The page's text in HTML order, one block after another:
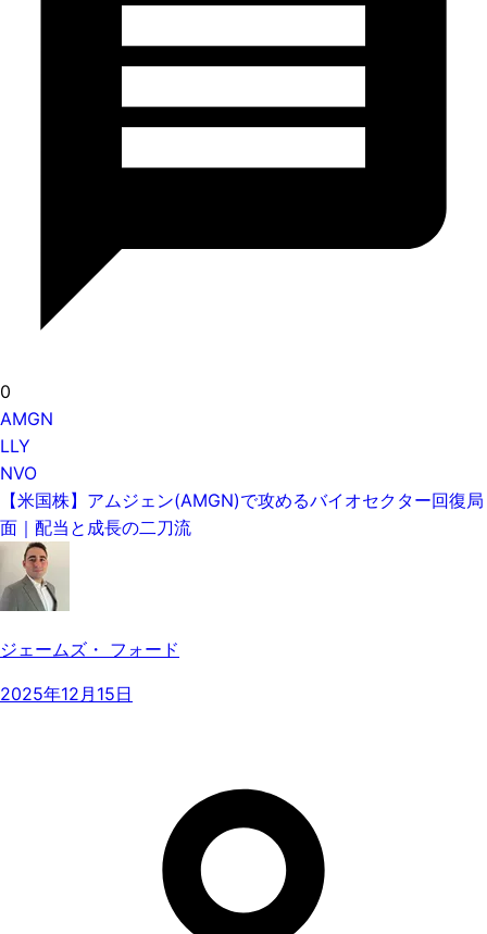
0
AMGN
LLY
NVO
【米国株】アムジェン(AMGN)で攻めるバイオセクター回復局
面｜配当と成長の二刀流
ジェームズ・ フォード
2025年12月15日